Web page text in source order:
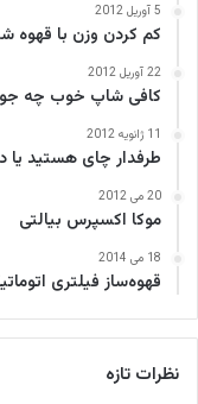
5 آوریل 2012
کم کردن وزن با قهوه
22 آوریل 2012
کافی‌ شاپ خوب چه
11 ژانویه 2012
طرفدار چای هستید یا
20 می 2012
موکا اکسپرس بیالتی
18 می 2014
قهوه‌ساز فیلتری
نظرات تازه